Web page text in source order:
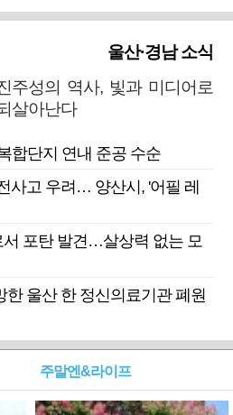
울산·경남 소식
주성의 역사, 빛과 미디어로
살아난다
합단지 연내 준공 수순
사고 우려… 양산시, '어필 레
포탄 발견…살상력 없는 모
울산 한 정신의료기관 폐원
주말엔&라이프